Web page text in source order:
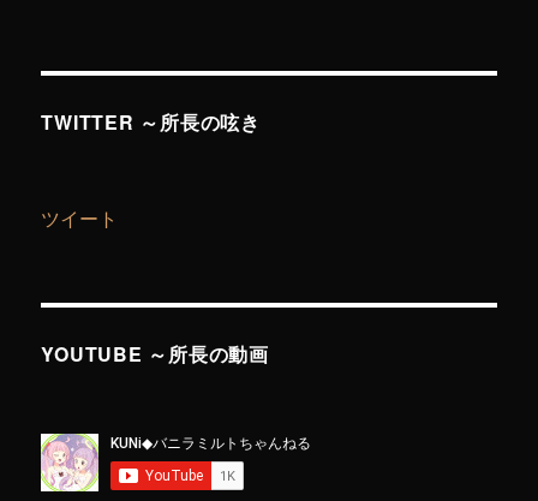
TWITTER ～所長の呟き
ツイート
YOUTUBE ～所長の動画